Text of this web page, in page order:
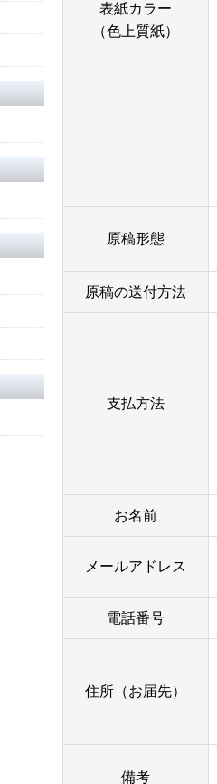
表紙カラー
（色上質紙）
原稿形態
原稿の送付方法
支払方法
お名前
メールアドレス
電話番号
住所（お届先）
備考